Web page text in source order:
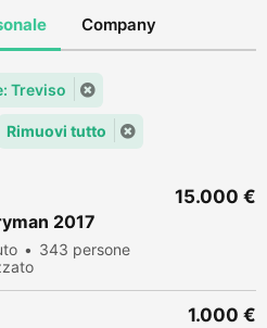
Company
Treviso
Rimuovi tutto
2017
343 persone
15.000 €
1.000 €